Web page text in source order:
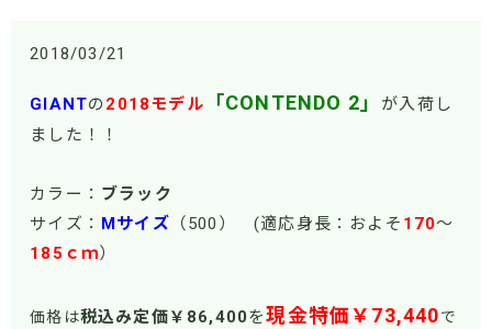
2018/03/21
GIANTの 2018モデル 「CONTENDO 2」
が入荷し
ました！！
カラー： ブラック
サイズ：
Mサイズ （500） (適応身長：およそ 170～
185ｃｍ）
価格は税込み定価￥86,400を現金特価￥73,440で